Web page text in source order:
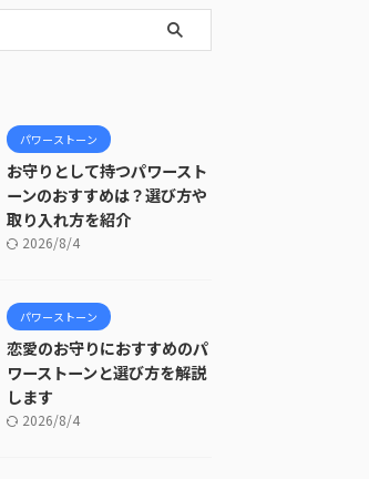
パワーストーン
お守りとして持つパワースト
ーンのおすすめは？選び方や
取り入れ方を紹介
2026/8/4
パワーストーン
恋愛のお守りにおすすめのパ
ワーストーンと選び方を解説
します
2026/8/4